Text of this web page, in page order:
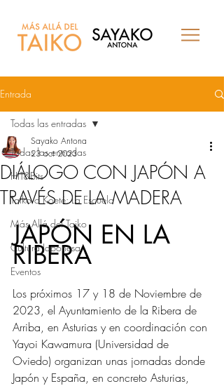
Entrada
Todas las entradas
HIT&Bits
Taiko o Koeté: La Escuela
Más Allá del Taiko
Cultura Japonesa
Eventos
Todas las entradas
DIÁLOGO CON JAPÓN A
TRAVÉS DE LA MADERA
Sayako Antona
23 oct 2023
JAPÓN EN LA
RIBERA
Los próximos 17 y 18 de Noviembre de
2023, el Ayuntamiento de la Ribera de
Arriba, en Asturias y en coordinación con
Yayoi Kawamura (Universidad de
Oviedo) organizan unas jornadas donde
Japón y España, en concreto Asturias,